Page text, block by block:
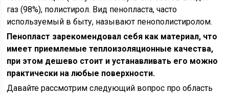
газ (98%), полистирол. Вид пенопласта, часто
используемый в быту, называют пенополистиролом.
Пенопласт зарекомендовал себя как материал, что
имеет приемлемые теплоизоляционные качества,
при этом дешево стоит и устанавливать его можно
практически на любые поверхности.
Давайте рассмотрим следующий вопрос про область